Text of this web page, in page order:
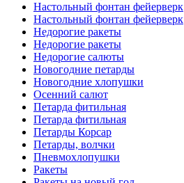
Настольный фонтан фейерверк
Настольный фонтан фейерверк
Недорогие ракеты
Недорогие ракеты
Недорогие салюты
Новогодние петарды
Новогодние хлопушки
Осенний салют
Петарда фитильная
Петарда фитильная
Петарды Корсар
Петарды, волчки
Пневмохлопушки
Ракеты